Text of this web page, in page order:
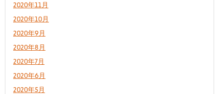
2020年11月
2020年10月
2020年9月
2020年8月
2020年7月
2020年6月
2020年5月